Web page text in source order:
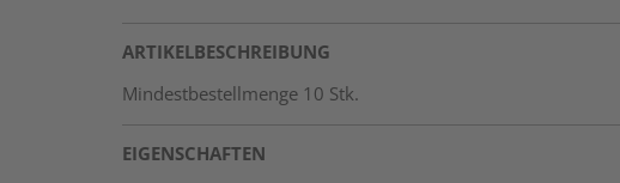
ARTIKELBESCHREIBUNG
Mindestbestellmenge 10 Stk.
EIGENSCHAFTEN